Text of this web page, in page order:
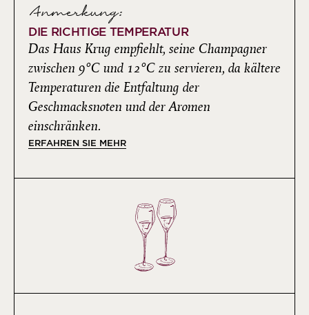
Anmerkung:
DIE RICHTIGE TEMPERATUR
Das Haus Krug empfiehlt, seine Champagner
zwischen 9°C und 12°C zu servieren, da kältere
Temperaturen die Entfaltung der
Geschmacksnoten und der Aromen
einschränken.
ERFAHREN SIE MEHR